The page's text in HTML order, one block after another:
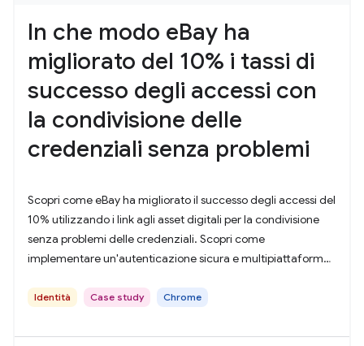
In che modo eBay ha
migliorato del 10% i tassi di
successo degli accessi con
la condivisione delle
credenziali senza problemi
Scopri come eBay ha migliorato il successo degli accessi del
10% utilizzando i link agli asset digitali per la condivisione
senza problemi delle credenziali. Scopri come
implementare un'autenticazione sicura e multipiattaforma
Identità Case study Chrome